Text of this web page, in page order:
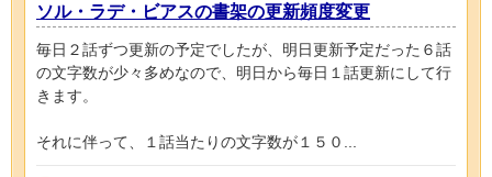
ソル・ラデ・ビアスの書架の更新頻度変更
毎日２話ずつ更新の予定でしたが、明日更新予定だった６話
の文字数が少々多めなので、明日から毎日１話更新にして行
きます。
それに伴って、１話当たりの文字数が１５０...